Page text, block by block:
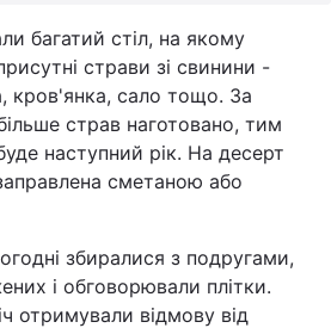
багатий стіл, на якому
страви зі свинини -
кров'янка, сало тощо. За
страв наготовано, тим
наступний рік. На десерт
сметаною або
збиралися з подругами,
і обговорювали плітки.
отримували відмову від